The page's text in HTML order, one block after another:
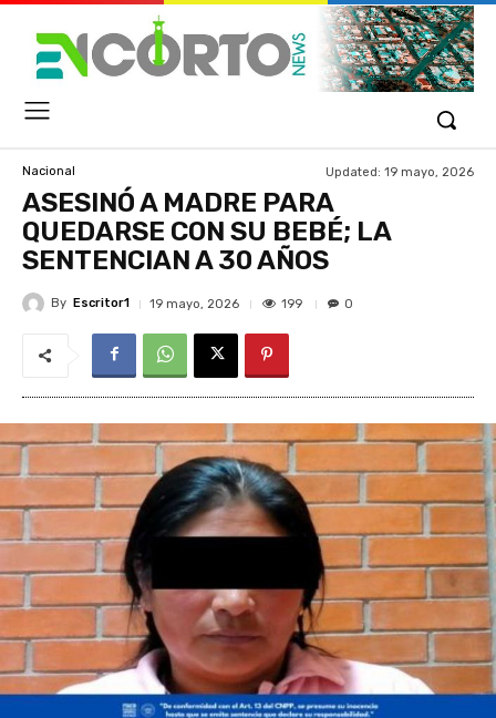
Nacional Updated: 19 mayo, 2026
ASESINÓ A MADRE PARA
QUEDARSE CON SU BEBÉ; LA
SENTENCIAN A 30 AÑOS
By Escritor1 19 mayo, 2026 199 0